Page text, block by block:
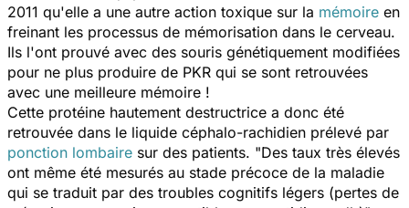
2011 qu'elle a une autre action toxique sur la mémoire en
freinant les processus de mémorisation dans le cerveau.
Ils l'ont prouvé avec des souris génétiquement modifiées
pour ne plus produire de PKR qui se sont retrouvées
avec une meilleure mémoire !
Cette protéine hautement destructrice a donc été
retrouvée dans le liquide céphalo-rachidien prélevé par
ponction lombaire sur des patients. "Des taux très élevés
ont même été mesurés au stade précoce de la maladie
qui se traduit par des troubles cognitifs légers (pertes de